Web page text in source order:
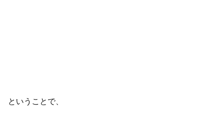
ということで、